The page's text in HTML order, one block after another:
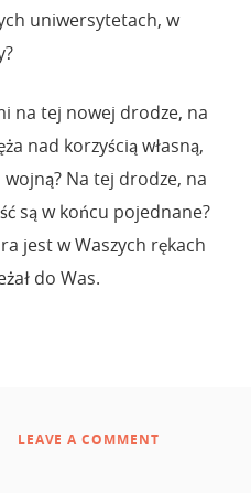
uniwersytetach, w
na tej nowej drodze, na
nad korzyścią własną,
Na tej drodze, na
są w końcu pojednane?
jest w Waszych rękach
do Was.
LEAVE A COMMENT